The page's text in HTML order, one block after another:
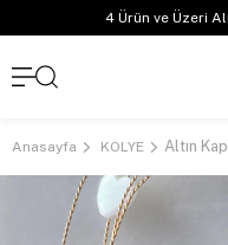
4 Ürün ve Üzeri
Anasayfa KOLYE Altın